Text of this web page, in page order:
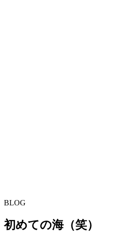
BLOG
初めての海（笑）